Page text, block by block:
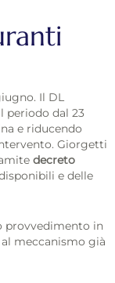
Il DL
periodo dal 23
e riducendo
Giorgetti
decreto
e delle
provvedimento in
meccanismo già